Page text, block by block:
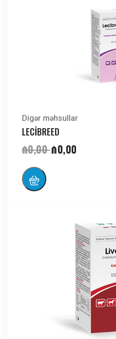
Digər məhsullar
LECİBREED
₼0,00₼0,00